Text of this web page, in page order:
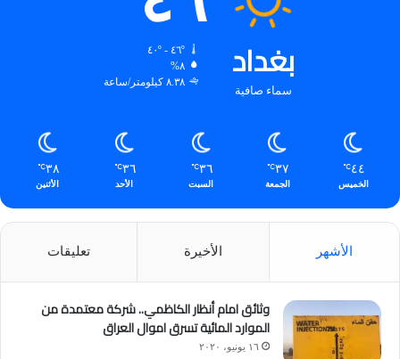
بغداد
سماء صافية
٤٦º - ٤٠º
٨%
٨.٣٨ كيلومتر/ساعة
٤٤℃
الخميس
٣٧℃
الجمعة
٣٦℃
السبت
٣٦℃
الأحد
٣٨℃
الأثنين
الأشهر الأخيرة تعليقات
وثائق امام أنظار الكاظمي.. شركة معتمدة من
الموارد المائية تسرق اموال العراق
١٦ يونيو، ٢٠٢٠